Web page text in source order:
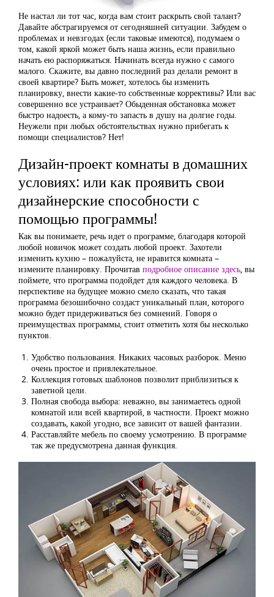
Не настал ли тот час, когда вам стоит раскрыть свой талант?
Давайте абстрагируемся от сегодняшней ситуации. Забудем о
проблемах и невзгодах (если таковые имеются), подумаем о
том, какой яркой может быть наша жизнь, если правильно
начать ею распоряжаться. Начинать всегда нужно с самого
малого. Скажите, вы давно последний раз делали ремонт в
своей квартире? Быть может, хотелось бы изменить
планировку, внести какие-то собственные коррективы? Или вас
совершенно все устраивает? Обыденная обстановка может
быстро надоесть, а кому-то запасть в душу на долгие годы.
Неужели при любых обстоятельствах нужно прибегать к
помощи специалистов? Нет!
Дизайн-проект комнаты в домашних
условиях: или как проявить свои
дизайнерские способности с
помощью программы!
Как вы понимаете, речь идет о программе, благодаря которой
любой новичок может создать любой проект. Захотели
изменить кухню – пожалуйста, не нравится комната –
измените планировку. Прочитав подробное описание здесь, вы
поймете, что программа подойдет для каждого человека. В
перспективе на будущее можно смело сказать, что такая
программа безошибочно создаст уникальный план, которого
можно будет придерживаться без сомнений. Говоря о
преимуществах программы, стоит отметить хотя бы несколько
пунктов.
Удобство пользования. Никаких часовых разборок. Меню
очень простое и привлекательное.
Коллекция готовых шаблонов позволит приблизиться к
заветной цели.
Полная свобода выбора: неважно, вы занимаетесь одной
комнатой или всей квартирой, в частности. Проект можно
создавать, какой угодно, все зависит от вашей фантазии.
Расставляйте мебель по своему усмотрению. В программе
так же предусмотрена данная функция.